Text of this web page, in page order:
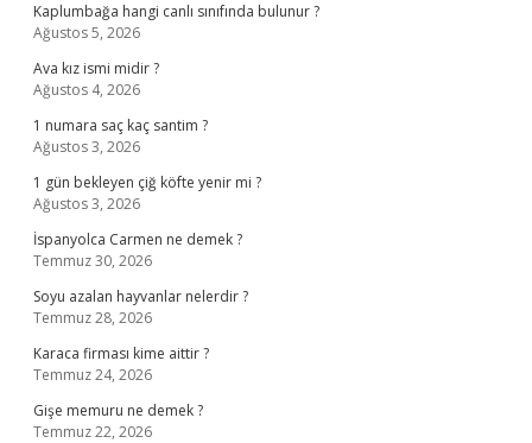
Kaplumbağa hangi canlı sınıfında bulunur ?
Ağustos 5, 2026
Ava kız ismi midir ?
Ağustos 4, 2026
1 numara saç kaç santim ?
Ağustos 3, 2026
1 gün bekleyen çiğ köfte yenir mi ?
Ağustos 3, 2026
İspanyolca Carmen ne demek ?
Temmuz 30, 2026
Soyu azalan hayvanlar nelerdir ?
Temmuz 28, 2026
Karaca firması kime aittir ?
Temmuz 24, 2026
Gişe memuru ne demek ?
Temmuz 22, 2026